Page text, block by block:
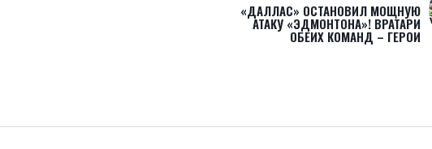
«ДАЛЛАС» ОСТАНОВИЛ МОЩНУЮ
АТАКУ «ЭДМОНТОНА»! ВРАТАРИ
ОБЕИХ КОМАНД – ГЕРОИ